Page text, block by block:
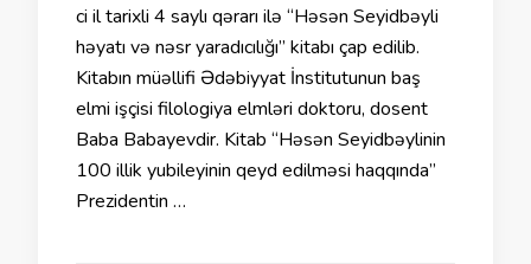
ci il tarixli 4 saylı qərarı ilə “Həsən Seyidbəyli
həyatı və nəsr yaradıcılığı” kitabı çap edilib.
Kitabın müəllifi Ədəbiyyat İnstitutunun baş
elmi işçisi filologiya elmləri doktoru, dosent
Baba Babayevdir. Kitab “Həsən Seyidbəylinin
100 illik yubileyinin qeyd edilməsi haqqında”
Prezidentin …